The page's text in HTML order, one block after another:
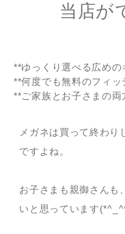
当店が
**ゆっくり選べる広め
**何度でも無料のフィッ
**ご家族とお子さまの
メガネは買って終わり
ですよね。
お子さまも親御さんも
いと思っています